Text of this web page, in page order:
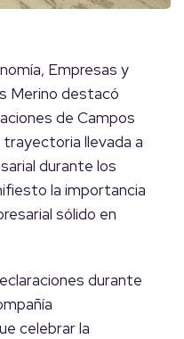
Empresas y
Merino destacó
de Campos
llevada a
durante los
la importancia
sólido en
durante
celebrar la